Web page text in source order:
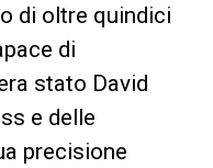
di oltre quindici
di
stato David
e delle
precisione